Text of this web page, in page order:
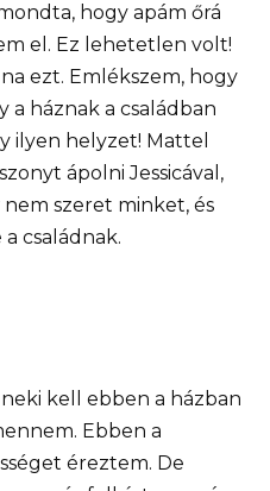
hogy apám őrá
el. Ez lehetetlen volt!
ezt. Emlékszem, hogy
a háznak a családban
ilyen helyzet! Mattel
ápolni Jessicával,
szeret minket, és
családnak.
kell ebben a házban
Ebben a
éreztem. De